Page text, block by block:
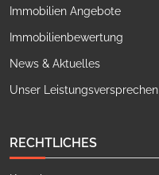
Immobilien Angebote
Immobilienbewertung
News & Aktuelles
Unser Leistungsversprechen
RECHTLICHES